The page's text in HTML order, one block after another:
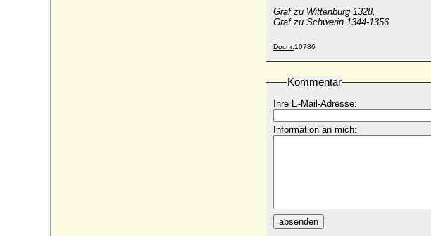
Graf zu Wittenburg 1328,
Graf zu Schwerin 1344-1356
Docnr:10786
Kommentar
Ihre E-Mail-Adresse:
Information an mich:
absenden